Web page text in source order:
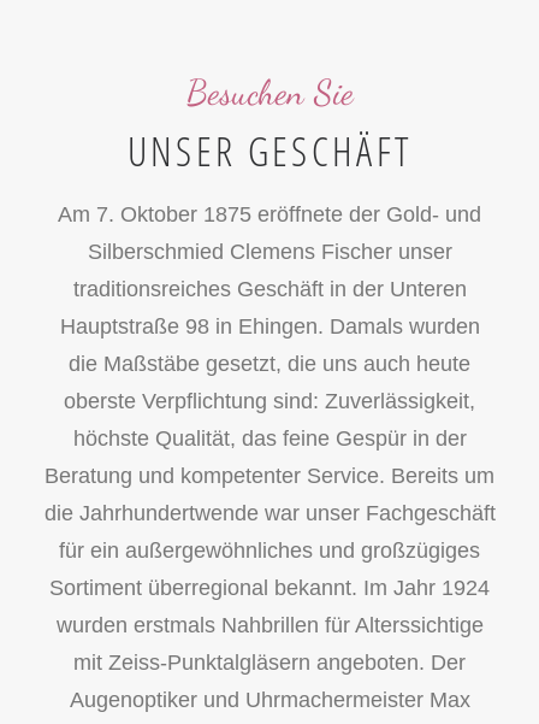
Besuchen Sie
UNSER GESCHÄFT
Am 7. Oktober 1875 eröffnete der Gold- und
Silberschmied Clemens Fischer unser
traditionsreiches Geschäft in der Unteren
Hauptstraße 98 in Ehingen. Damals wurden
die Maßstäbe gesetzt, die uns auch heute
oberste Verpflichtung sind: Zuverlässigkeit,
höchste Qualität, das feine Gespür in der
Beratung und kompetenter Service. Bereits um
die Jahrhundertwende war unser Fachgeschäft
für ein außergewöhnliches und großzügiges
Sortiment überregional bekannt. Im Jahr 1924
wurden erstmals Nahbrillen für Alterssichtige
mit Zeiss-Punktalgläsern angeboten. Der
Augenoptiker und Uhrmachermeister Max